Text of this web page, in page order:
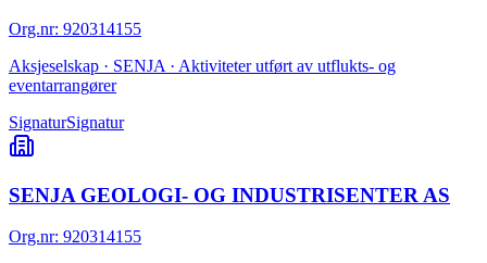
Org.nr: 920314155
Aksjeselskap · SENJA · Aktiviteter utført av utflukts- og
eventarrangører
SignaturSignatur
SENJA GEOLOGI- OG INDUSTRISENTER AS
Org.nr: 920314155